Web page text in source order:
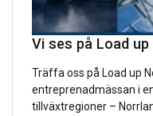
Vi ses på Load
Träffa oss på Load up
entreprenadmässan i
tillväxtregioner –